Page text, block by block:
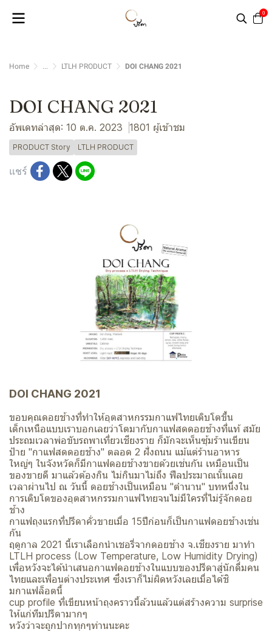
0
Home ... LTLH PRODUCT DOI CHANG 2021
DOI CHANG 2021
อัพเดทล่าสุด: 10 ต.ค. 2023 1801 ผู้เข้าชม
PRODUCT Story LTLH PRODUCT
แชร์
DOI CHANG 2021
ขอบคุณดอยช้างที่​ทำให้อุตสาหกรรมกาแฟไทยเติบโตขึ้น
เด็กเหนือแบบเราบอกเลยว่าโตมากับกาแฟสดดอยช้างที่แท้ สมัย
ประถมเวลาพ่อขับรถพาเที่ยวเชียงราย ก็มักจะเห็นซุ้มร้านเขียน
ป้าย "กาแฟสดดอยช้าง" ตลอด 2 ฝั่งถนน แม้แต่ร้านอาหาร
ใหญ่ๆ ในจังหวัดก็มีกาแฟดอยช้างขายด้วยเช่นกัน เหมือนเป็น
ของขายดี มาแล้วต้องกิน ไม่กินมาไม่ถึง ฟีลประมาณนั้นเลย
เวลาผ่านไป ณ วันนี้ ดอยช้างเป็นเหมือน "ตำนาน" บทหนึ่งใน
การเติบโตของอุตสาหกรรมกาแฟไทย​จนไม่มีใครที่ไม่รู้จักดอย
ช้าง
กาแฟถุงแรกที่ปรีดาคั่วขาย​เมื่อ​ 15​ปีก่อนก็เป็นกาแฟดอยช้างเช่น
กัน
ฤดูกาล​ 2021​ นี้เราเลือกนำเชอรี่จากดอยช้าง จ.เชียงราย มาทำ
LTLH process (Low Temperature, Low Humidity Drying)
เพื่อหวังจะได้นำเสนอกาแฟดอยช้างในแบบของปรีดาสู่นักดื่มคน
ไทยและเพื่อนต่างประเทศ​ ซึ่งเราก็ไม่ผิดหวังเลยเมื่อได้ชิ
มกาแฟล็อตนี้​
cup profile ที่เขียนหน้าถุงคราวนี้ล้วนแล้วแต่สร้างความ surprise
ให้แก่ทีมปรีดามากๆ
หวังว่าจะถูกปากทุกๆท่านนะคะ